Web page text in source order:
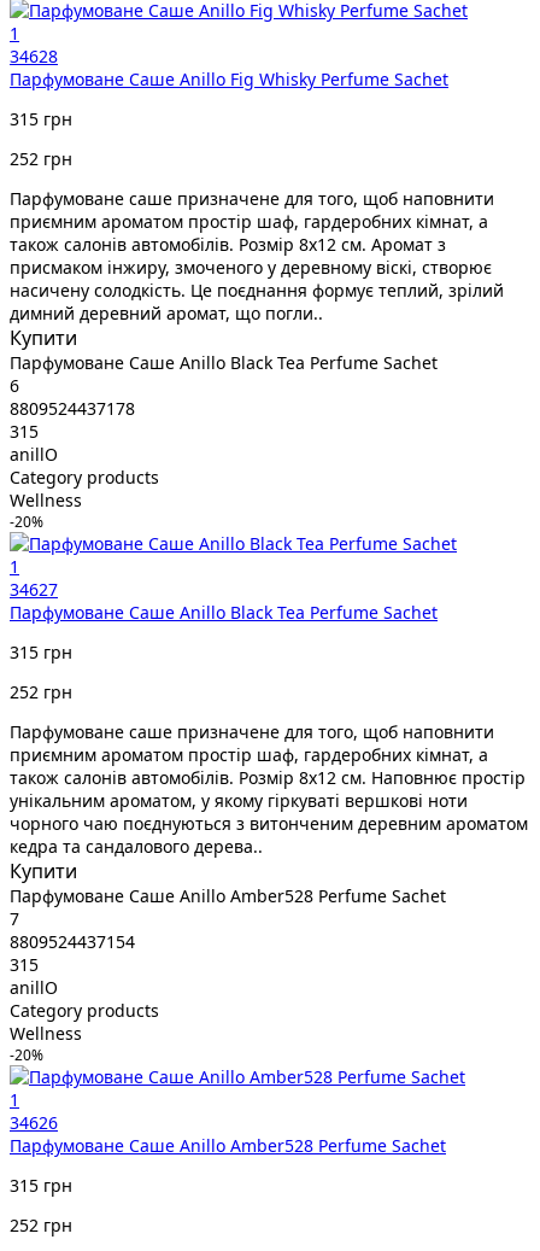
1
34628
Парфумоване Cаше Anillo Fig Whisky Perfume Sachet
315 грн
252 грн
Парфумоване саше призначене для того, щоб наповнити
приємним ароматом простір шаф, гардеробних кімнат, а
також салонів автомобілів. Розмір 8х12 см. Аромат з
присмаком інжиру, змоченого у деревному віскі, створює
насичену солодкість. Це поєднання формує теплий, зрілий
димний деревний аромат, що погли..
Купити
Парфумоване Cаше Anillo Black Tea Perfume Sachet
6
8809524437178
315
anillO
Category products
Wellness
-20%
1
34627
Парфумоване Cаше Anillo Black Tea Perfume Sachet
315 грн
252 грн
Парфумоване саше призначене для того, щоб наповнити
приємним ароматом простір шаф, гардеробних кімнат, а
також салонів автомобілів. Розмір 8х12 см. Наповнює простір
унікальним ароматом, у якому гіркуваті вершкові ноти
чорного чаю поєднуються з витонченим деревним ароматом
кедра та сандалового дерева..
Купити
Парфумоване Cаше Anillo Amber528 Perfume Sachet
7
8809524437154
315
anillO
Category products
Wellness
-20%
1
34626
Парфумоване Cаше Anillo Amber528 Perfume Sachet
315 грн
252 грн